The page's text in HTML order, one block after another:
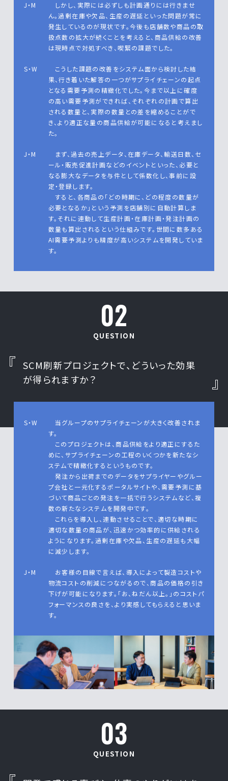
J・M
しかし、実際には必ずしも計画通りには行きませ
ん。過剰在庫や欠品、生産の遅延といった問題が常に
発生しているのが現状です。今後も店舗数や商品の取
扱点数の拡大が続くことを考えると、商品供給の改善
は現時点で対処すべき、喫緊の課題でした。
S・W
こうした課題の改善をシステム面から検討した結
果、行き着いた解答の一つがサプライチェーンの起点
となる需要予測の精緻化でした。今まで以上に確度
の高い需要予測ができれば、それぞれの計画で算出
される数量と、実際の数量との差を縮めることがで
き、より適正な量の商品供給が可能になると考えまし
た。
J・M
まず、過去の売上データ、在庫データ、輸送日数、セ
ール・販売促進計画などのイベントといった、必要と
なる膨大なデータを与件として係数化し、事前に設
定・登録します。
すると、各商品の「どの時期に、どの程度の数量が
必要となるか」という予測を店舗別に自動計算しま
す。それに連動して生産計画・在庫計画・発注計画の
数量も算出されるという仕組みです。世間に数多ある
AI需要予測よりも精度が高いシステムを開発していま
す。
02
QUESTION
SCM刷新プロジェクトで、どういった効果
が得られますか？
S・W
当グループのサプライチェーンが大きく改善されま
す。
このプロジェクトは、商品供給をより適正にするた
めに、サプライチェーンの工程のいくつかを新たなシ
ステムで精緻化するというものです。
発注から出荷までのデータをサプライヤーやグルー
プ会社と一元化するポータルサイトや、需要予測に基
づいて商品ごとの発注を一括で行うシステムなど、複
数の新たなシステムを開発中です。
これらを導入し、連動させることで、適切な時期に
適切な数量の商品が、迅速かつ効率的に供給される
ようになります。過剰在庫や欠品、生産の遅延も大幅
に減少します。
J・M
お客様の目線で言えば、導入によって製造コストや
物流コストの削減につながるので、商品の価格の引き
下げが可能になります。「お、ねだん以上。」のコストパ
フォーマンスの良さを、より実感してもらえると思いま
す。
03
QUESTION